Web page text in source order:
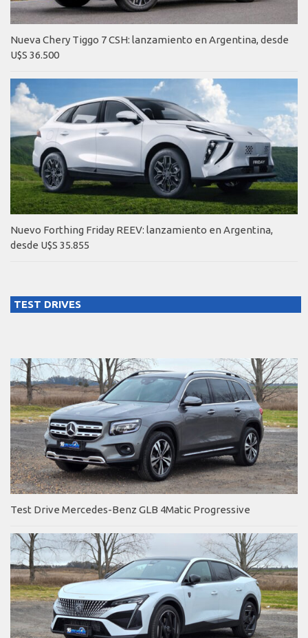
Nueva Chery Tiggo 7 CSH: lanzamiento en Argentina, desde
U$S 36.500
Nuevo Forthing Friday REEV: lanzamiento en Argentina,
desde U$S 35.855
TEST DRIVES
Test Drive Mercedes-Benz GLB 4Matic Progressive